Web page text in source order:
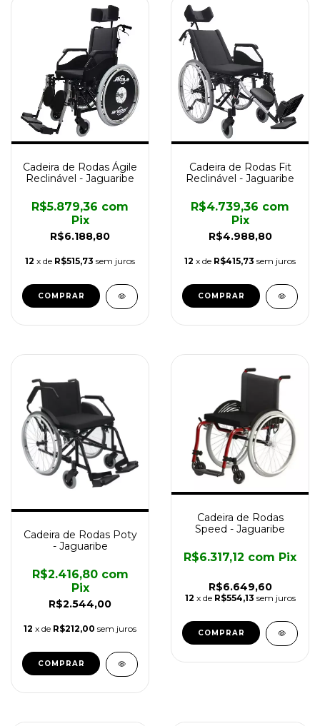
Cadeira de Rodas Ágile
Reclinável - Jaguaribe
R$6.188,80
R$5.879,36 com
Pix
12 x de R$515,73 sem juros
Cadeira de Rodas Fit
Reclinável - Jaguaribe
R$4.988,80
R$4.739,36 com
Pix
12 x de R$415,73 sem juros
Cadeira de Rodas Poty
- Jaguaribe
R$2.544,00
R$2.416,80 com
Pix
12 x de R$212,00 sem juros
Cadeira de Rodas
Speed - Jaguaribe
R$6.649,60
R$6.317,12 com Pix
12 x de R$554,13 sem juros